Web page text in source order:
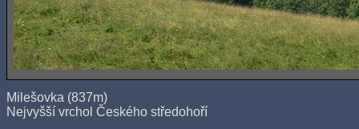
Milešovka (837m)
Nejvyšší vrchol Českého středohoří